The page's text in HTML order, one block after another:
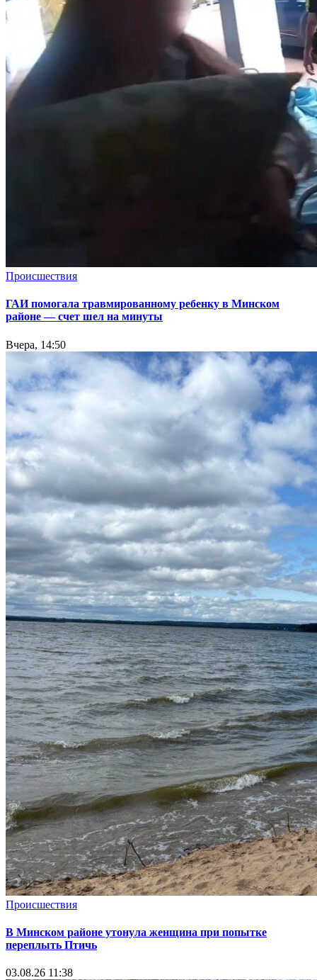
Происшествия
ГАИ помогала травмированному ребенку в Минском
районе — счет шел на минуты
Вчера, 14:50
Происшествия
В Минском районе утонула женщина при попытке
переплыть Птичь
03.08.26 11:38